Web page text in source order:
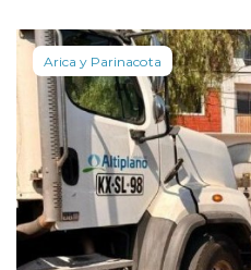
Arica y Parinacota